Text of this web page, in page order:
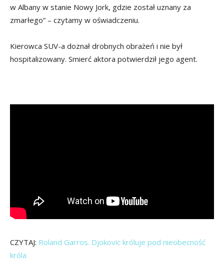
w Albany w stanie Nowy Jork, gdzie został uznany za
zmarłego” – czytamy w oświadczeniu.
Kierowca SUV-a doznał drobnych obrażeń i nie był
hospitalizowany. Smierć aktora potwierdził jego agent.
CZYTAJ: Roland Garros. Djokovic króluje pod nieobecność
króla